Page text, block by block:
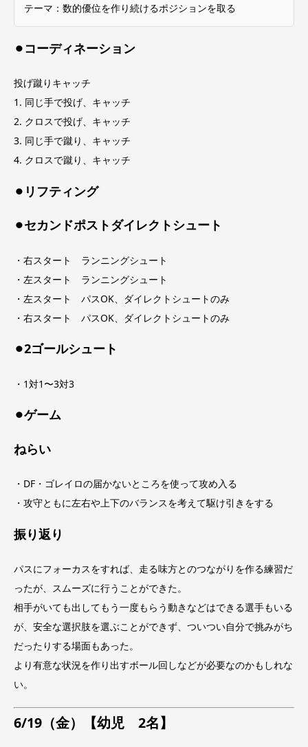
テーマ：数的優位を作り続けるポジションを取る
⚫︎コーディネーション
投げ蹴りキャッチ
1. 同じ手で投げ、キャッチ
2. クロスで投げ、キャッチ
3. 同じ手で蹴り、キャッチ
4. クロスで蹴り、キャッチ
⚫︎リフティング
⚫︎セカンドポストダイレクトシュート
・右スタート ランニングシュート
・左スタート ランニングシュート
・左スタート パスOK、ダイレクトシュートのみ
・右スタート パスOK、ダイレクトシュートのみ
⚫︎2ゴールシュート
・1対1〜3対3
⚫︎ゲーム
ねらい
・DF・ゴレイロの届かないところを使って攻め入る
・攻守ともに左右や上下のバランスを考えて駆け引きをする
振り返り
パスにフォーカスをすれば、走る味方とのつながりを作る練習だ
ったが、スムーズに行うことができた。
相手がいても出してもう一度もらう動きなどはできる選手もいる
が、安全な選択肢を選ぶことができず、ついつい自分で挑みがち
だったりする場面もあった。
より有意な状況を作り出すボール回しなどが必要なのかもしれな
い。
6/19（金）【幼児 2名】